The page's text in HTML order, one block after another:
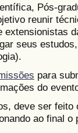
Pós-
reunir
extensionistas
seus
para
do
deve ser
ao final o